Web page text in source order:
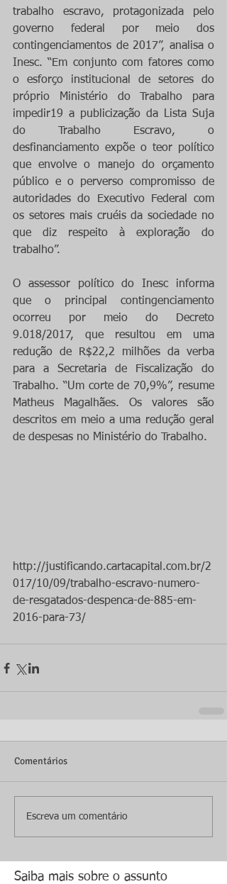
trabalho escravo, protagonizada pelo
governo federal por meio dos
contingenciamentos de 2017”, analisa o
Inesc. “Em conjunto com fatores como
o esforço institucional de setores do
próprio Ministério do Trabalho para
impedir19 a publicização da Lista Suja
do Trabalho Escravo, o
desfinanciamento expõe o teor político
que envolve o manejo do orçamento
público e o perverso compromisso de
autoridades do Executivo Federal com
os setores mais cruéis da sociedade no
que diz respeito à exploração do
trabalho”.
O assessor político do Inesc informa
que o principal contingenciamento
ocorreu por meio do Decreto
9.018/2017, que resultou em uma
redução de R$22,2 milhões da verba
para a Secretaria de Fiscalização do
Trabalho. “Um corte de 70,9%”, resume
Matheus Magalhães. Os valores são
descritos em meio a uma redução geral
de despesas no Ministério do Trabalho.
http://justificando.cartacapital.com.br/2
017/10/09/trabalho-escravo-numero-
de-resgatados-despenca-de-885-em-
2016-para-73/
Comentários
Escreva um comentário
Saiba mais sobre o assunto